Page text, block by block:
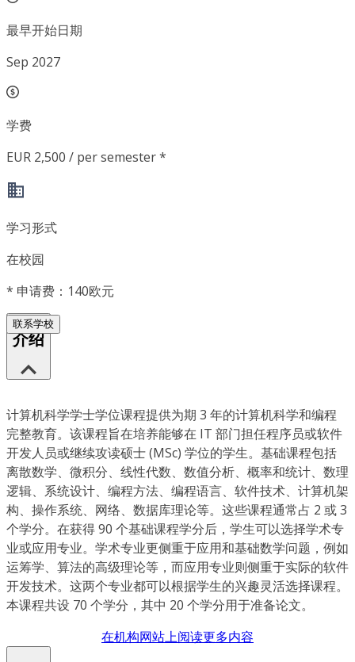
最早开始日期
Sep 2027
学费
EUR 2,500 / per semester *
学习形式
在校园
* 申请费：140欧元
联系学校
介绍
计算机科学学士学位课程提供为期 3 年的计算机科学和编程
完整教育。该课程旨在培养能够在 IT 部门担任程序员或软件
开发人员或继续攻读硕士 (MSc) 学位的学生。基础课程包括
离散数学、微积分、线性代数、数值分析、概率和统计、数理
逻辑、系统设计、编程方法、编程语言、软件技术、计算机架
构、操作系统、网络、数据库理论等。这些课程通常占 2 或 3
个学分。在获得 90 个基础课程学分后，学生可以选择学术专
业或应用专业。学术专业更侧重于应用和基础数学问题，例如
运筹学、算法的高级理论等，而应用专业则侧重于实际的软件
开发技术。这两个专业都可以根据学生的兴趣灵活选择课程。
本课程共设 70 个学分，其中 20 个学分用于准备论文。
在机构网站上阅读更多内容